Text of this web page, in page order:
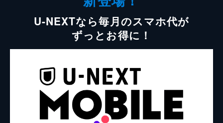
U-NEXTなら毎月のスマホ代が
ずっとお得に！